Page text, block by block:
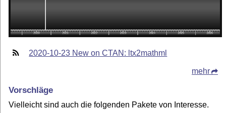
2020-10-23 New on CTAN: ltx2mathml
mehr
Vorschläge
Vielleicht sind auch die folgenden Pakete von Interesse.